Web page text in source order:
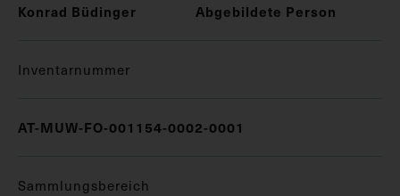
Konrad Büdinger
Abgebildete Person
Inventarnummer
AT-MUW-FO-001154-0002-0001
Sammlungsbereich